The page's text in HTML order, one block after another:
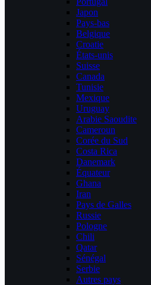
Japon
Pays-bas
Belgique
Croatie
États-unis
Suisse
Canada
Tunisie
Mexique
Uruguay
Arabie Saoudite
Cameroun
Corée du Sud
Costa Rica
Danemark
Équateur
Ghana
Iran
Pays de Galles
Russie
Pologne
Chili
Qatar
Sénégal
Serbie
Autres pays